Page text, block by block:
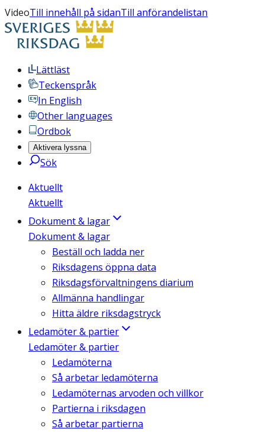
VideoTill innehåll på sidanTill anförandelistan
Lättläst
Teckenspråk
In English
Other languages
Ordbok
Aktivera lyssna
Sök
Aktuellt
Aktuellt
Dokument & lagar
Dokument & lagar
Beställ och ladda ner
Riksdagens öppna data
Riksdagsförvaltningens diarium
Allmänna handlingar
Hitta äldre riksdagstryck
Ledamöter & partier
Ledamöter & partier
Ledamöterna
Så arbetar ledamöterna
Ledamöternas arvoden och villkor
Partierna i riksdagen
Så arbetar partierna